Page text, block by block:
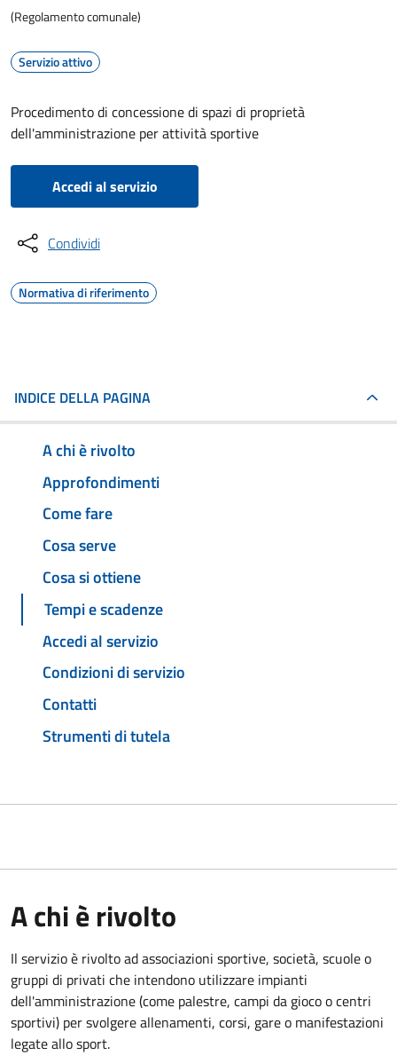
(Regolamento comunale)
Servizio attivo
Procedimento di concessione di spazi di proprietà
dell'amministrazione per attività sportive
Accedi al servizio
Condividi
Normativa di riferimento
INDICE DELLA PAGINA
A chi è rivolto
Approfondimenti
Come fare
Cosa serve
Cosa si ottiene
Tempi e scadenze
Accedi al servizio
Condizioni di servizio
Contatti
Strumenti di tutela
A chi è rivolto
Il servizio è rivolto ad associazioni sportive, società, scuole o
gruppi di privati che intendono utilizzare impianti
dell'amministrazione (come palestre, campi da gioco o centri
sportivi) per svolgere allenamenti, corsi, gare o manifestazioni
legate allo sport.